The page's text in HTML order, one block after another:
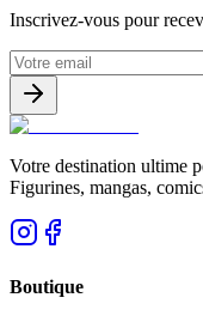
Inscrivez-vous pour
Votre destination ultime
Figurines, mangas,
Boutique